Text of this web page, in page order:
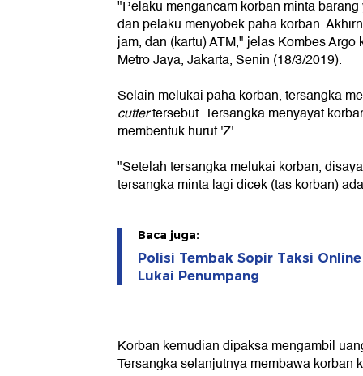
"Pelaku mengancam korban minta
dan pelaku menyobek paha korban.
jam, dan (kartu) ATM," jelas Kombes
Metro Jaya, Jakarta, Senin (18/3/2019).
Selain melukai paha korban, tersangka
cuttertersebut. Tersangka menyayat
membentuk huruf 'Z'.
"Setelah tersangka melukai korban,
tersangka minta lagi dicek (tas korban)
Baca juga:
Polisi Tembak Sopir Taksi
Lukai Penumpang
Korban kemudian dipaksa mengambil
Tersangka selanjutnya membawa korban